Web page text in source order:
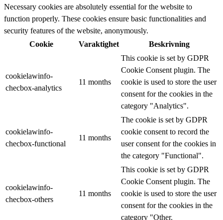
Necessary cookies are absolutely essential for the website to
function properly. These cookies ensure basic functionalities and
security features of the website, anonymously.
Cookie
Varaktighet Beskrivning
cookielawinfo-
checbox-analytics
11 months
This cookie is set by GDPR
Cookie Consent plugin. The
cookie is used to store the user
consent for the cookies in the
category "Analytics".
cookielawinfo-
checbox-functional
11 months
The cookie is set by GDPR
cookie consent to record the
user consent for the cookies in
the category "Functional".
cookielawinfo-
checbox-others
11 months
This cookie is set by GDPR
Cookie Consent plugin. The
cookie is used to store the user
consent for the cookies in the
category "Other.